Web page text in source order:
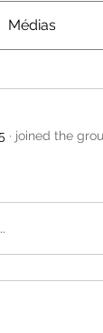
Médias
· joined the